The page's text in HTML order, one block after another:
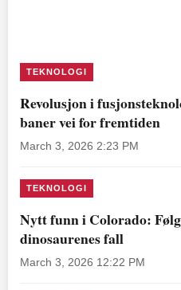
TEKNOLOGI
Revolusjon i
baner vei for fremtiden
March 3, 2026 2:23 PM
TEKNOLOGI
Nytt funn i Colorado:
dinosaurenes fall
March 3, 2026 12:22 PM